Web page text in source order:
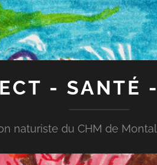
- SANTÉ
naturiste du CHM de